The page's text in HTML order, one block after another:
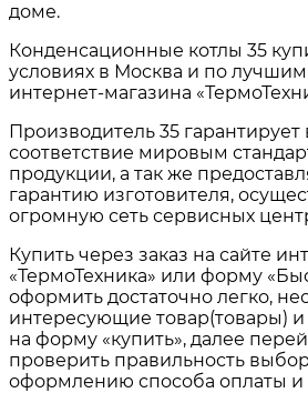
доме.
Конденсационные котлы 35
условиях в Москва и по
интернет-магазина
Производитель 35 гарантирует
соответствие мировым
продукции, а так же
гарантию изготовителя,
огромную сеть сервисных
Купить через заказ на сайте
«ТермоТехника» или форму
оформить достаточно легко,
интересующие товар(товары)
на форму «купить», далее
проверить правильность
оформлению способа оплаты и